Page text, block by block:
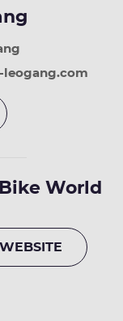
leogang.com
World